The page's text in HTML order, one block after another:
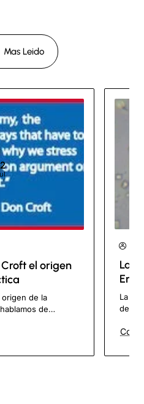
Mas Leido
el origen
de la
y gifting..
La
La
de
M.B.,